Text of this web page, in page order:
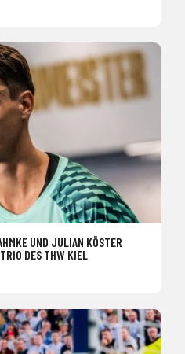
UND JULIAN KÖSTER
DES THW KIEL